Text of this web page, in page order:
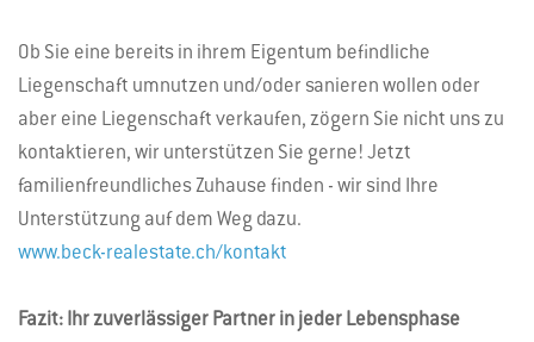
Ob Sie eine bereits in ihrem Eigentum befindliche
Liegenschaft umnutzen und/oder sanieren wollen oder
aber eine Liegenschaft verkaufen, zögern Sie nicht uns zu
kontaktieren, wir unterstützen Sie gerne! Jetzt
familienfreundliches Zuhause finden - wir sind Ihre
Unterstützung auf dem Weg dazu.
www.beck-realestate.ch/kontakt
Fazit: Ihr zuverlässiger Partner in jeder Lebensphase